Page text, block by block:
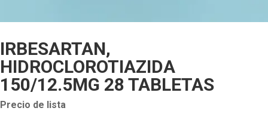
IRBESARTAN,
HIDROCLOROTIAZIDA
150/12.5MG 28 TABLETAS
Precio de lista